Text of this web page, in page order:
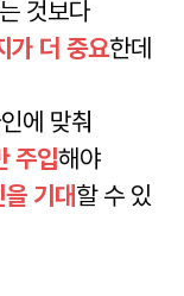
것보다
가 더 중요한데
에 맞춰
주입해야
기대할 수 있